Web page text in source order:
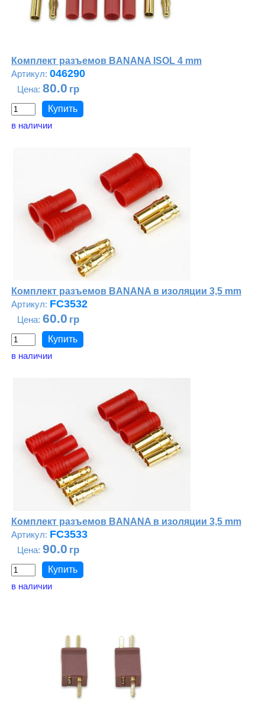
Комплект разъемов BANANA ISOL 4 mm
046290
80.0
в наличии
Комплект разъемов BANANA в изоляции 3,5 mm
FC3532
60.0
в наличии
Комплект разъемов BANANA в изоляции 3,5 mm
FC3533
90.0
в наличии